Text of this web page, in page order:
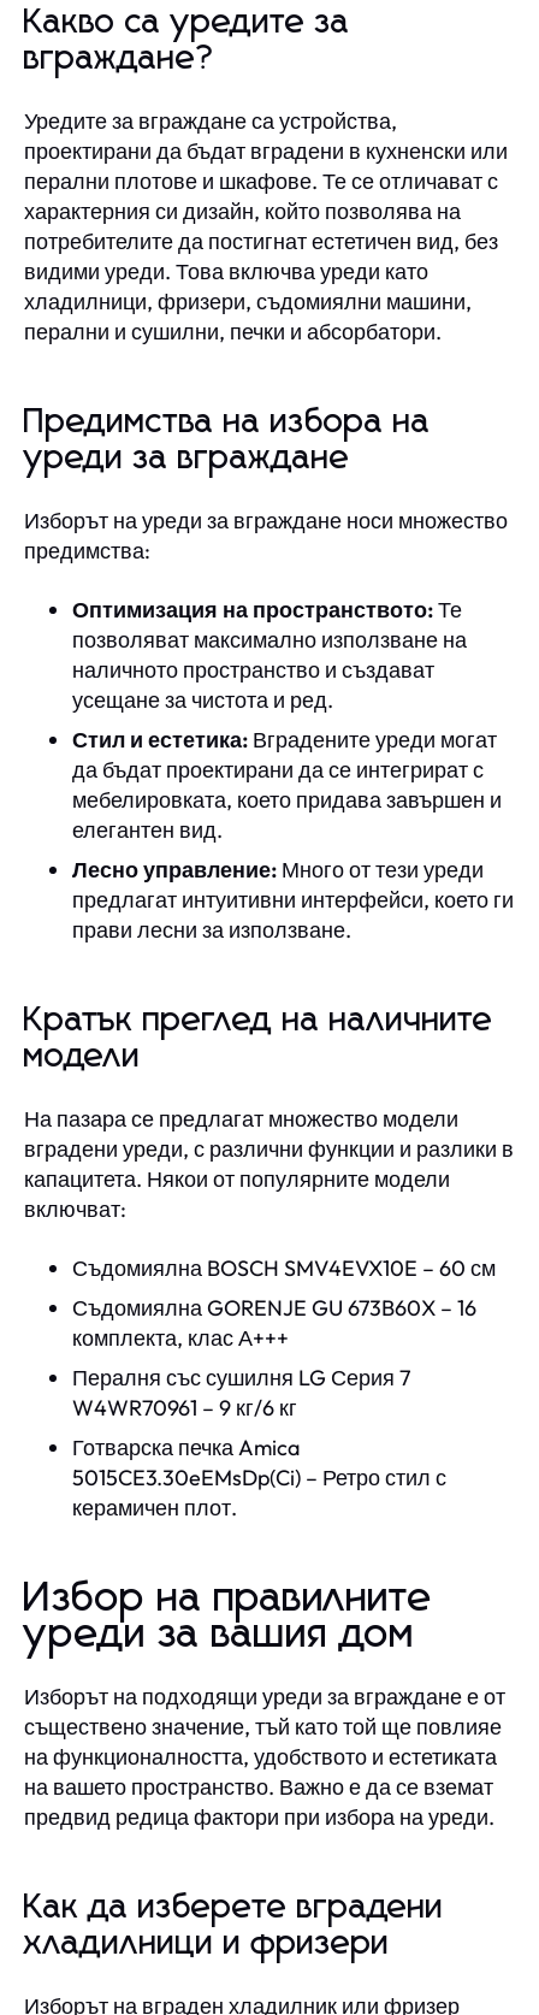
Какво са уредите за
вграждане?
Уредите за вграждане са устройства,
проектирани да бъдат вградени в кухненски или
перални плотове и шкафове. Те се отличават с
характерния си дизайн, който позволява на
потребителите да постигнат естетичен вид, без
видими уреди. Това включва уреди като
хладилници, фризери, съдомиялни машини,
перални и сушилни, печки и абсорбатори.
Предимства на избора на
уреди за вграждане
Изборът на уреди за вграждане носи множество
предимства:
Оптимизация на пространството:Те
позволяват максимално използване на
наличното пространство и създават
усещане за чистота и ред.
Стил и естетика: Вградените уреди могат
да бъдат проектирани да се интегрират с
мебелировката, което придава завършен и
елегантен вид.
Лесно управление: Много от тези уреди
предлагат интуитивни интерфейси, което ги
прави лесни за използване.
Кратък преглед на наличните
модели
На пазара се предлагат множество модели
вградени уреди, с различни функции и разлики в
капацитета. Някои от популярните модели
включват:
Съдомиялна BOSCH SMV4EVX10E – 60 см
Съдомиялна GORENJE GU 673B60X – 16
комплекта, клас А+++
Пералня със сушилня LG Серия 7
W4WR70961 – 9 кг/6 кг
Готварска печка Amica
5015CE3.30eEMsDp(Ci) – Ретро стил с
керамичен плот.
Избор на правилните
уреди за вашия дом
Изборът на подходящи уреди за вграждане е от
съществено значение, тъй като той ще повлияе
на функционалността, удобството и естетиката
на вашето пространство. Важно е да се вземат
предвид редица фактори при избора на уреди.
Как да изберете вградени
хладилници и фризери
Изборът на вграден хладилник или фризер